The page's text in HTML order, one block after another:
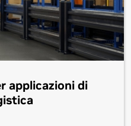
Entra in contatto
Scopri di più
Entra in contatto
Entra in contatto
applicazioni di